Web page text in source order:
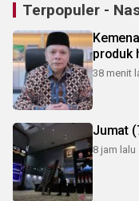
Terpopuler -
produk
38 menit
Jumat
8 jam lalu